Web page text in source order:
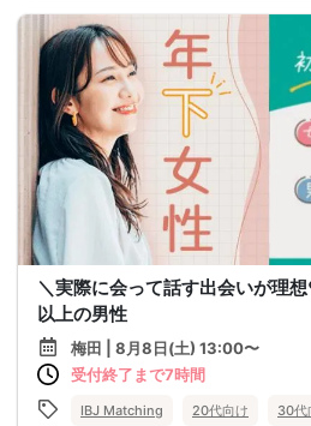
＼実際に会って話す出会いが理
以上の男性
梅田 | 8月8日(土) 13:00〜
受付終了まで7時間
IBJ Matching 20代向け 30代